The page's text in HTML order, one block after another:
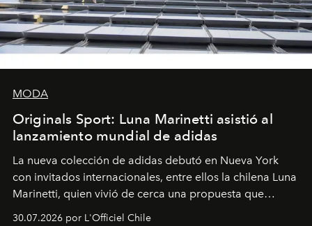
MODA
Originals Sport: Luna Marinetti asistió al
lanzamiento mundial de adidas
La nueva colección de adidas debutó en Nueva York
con invitados internacionales, entre ellos la chilena Luna
Marinetti, quien vivió de cerca una propuesta que
fusiona moda y rendimiento.
30.07.2026 por L'Officiel Chile